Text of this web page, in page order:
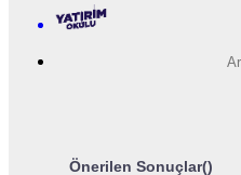
Önerilen Sonuçlar()